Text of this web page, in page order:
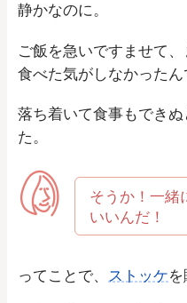
静かなのに。
ご飯を急いですませて
食べた気がしなかったん
落ち着いて食事もでき
た。
そうか！一緒
いいんだ！
ってことで、 ストッケを